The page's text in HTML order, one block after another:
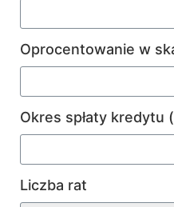
Oprocentowanie w
Okres spłaty kredytu
Liczba rat